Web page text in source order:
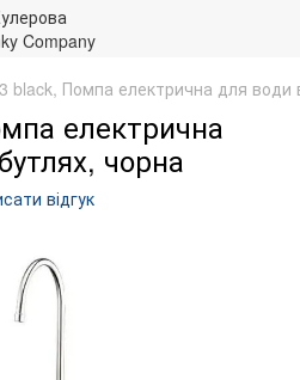
black, Помпа електрична для води
електрична
чорна
відгук